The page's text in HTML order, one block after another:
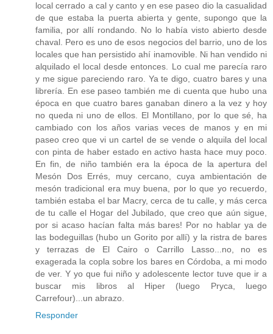
local cerrado a cal y canto y en ese paseo dio la casualidad
de que estaba la puerta abierta y gente, supongo que la
familia, por allí rondando. No lo había visto abierto desde
chaval. Pero es uno de esos negocios del barrio, uno de los
locales que han persistido ahí inamovible. Ni han vendido ni
alquilado el local desde entonces. Lo cual me parecía raro
y me sigue pareciendo raro. Ya te digo, cuatro bares y una
librería. En ese paseo también me di cuenta que hubo una
época en que cuatro bares ganaban dinero a la vez y hoy
no queda ni uno de ellos. El Montillano, por lo que sé, ha
cambiado con los años varias veces de manos y en mi
paseo creo que vi un cartel de se vende o alquila del local
con pinta de haber estado en activo hasta hace muy poco.
En fin, de niño también era la época de la apertura del
Mesón Dos Errés, muy cercano, cuya ambientación de
mesón tradicional era muy buena, por lo que yo recuerdo,
también estaba el bar Macry, cerca de tu calle, y más cerca
de tu calle el Hogar del Jubilado, que creo que aún sigue,
por si acaso hacían falta más bares! Por no hablar ya de
las bodeguillas (hubo un Gorito por allí) y la ristra de bares
y terrazas de El Cairo o Carrillo Lasso...no, no es
exagerada la copla sobre los bares en Córdoba, a mi modo
de ver. Y yo que fui niño y adolescente lector tuve que ir a
buscar mis libros al Hiper (luego Pryca, luego
Carrefour)...un abrazo.
Responder